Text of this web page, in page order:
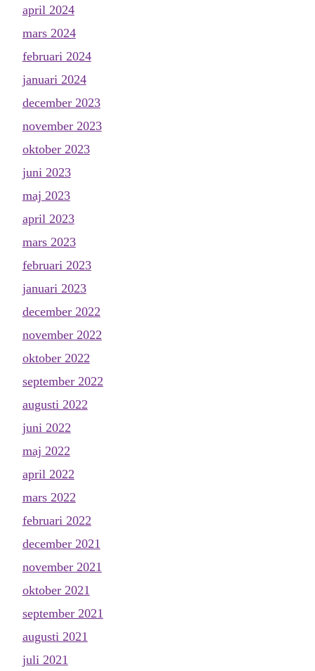
april 2024
mars 2024
februari 2024
januari 2024
december 2023
november 2023
oktober 2023
juni 2023
maj 2023
april 2023
mars 2023
februari 2023
januari 2023
december 2022
november 2022
oktober 2022
september 2022
augusti 2022
juni 2022
maj 2022
april 2022
mars 2022
februari 2022
december 2021
november 2021
oktober 2021
september 2021
augusti 2021
juli 2021